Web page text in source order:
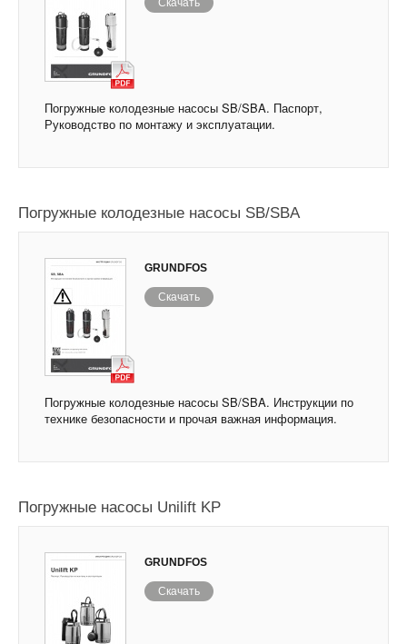
Скачать
Погружные колодезные насосы SB/SBA. Паспорт,
Руководство по монтажу и эксплуатации.
Погружные колодезные насосы SB/SBA
GRUNDFOS
Скачать
Погружные колодезные насосы SB/SBA. Инструкции по
технике безопасности и прочая важная информация.
Погружные насосы Unilift KP
GRUNDFOS
Скачать